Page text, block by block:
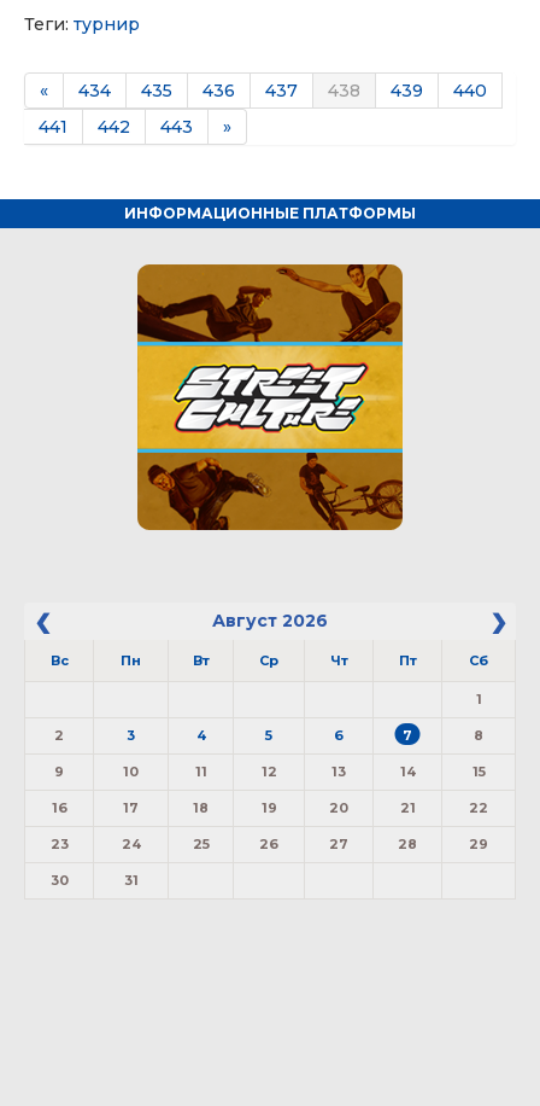
Теги: турнир
« 434 435 436 437 438 439
440
441
442 443 »
ИНФОРМАЦИОННЫЕ ПЛАТФОРМЫ
Август 2026
Вс Пн Вт Ср Чт Пт Сб
1
2 3 4 5 6 7 8
9 10 11 12 13 14 15
16 17 18 19 20 21 22
23 24 25 26 27 28 29
30 31